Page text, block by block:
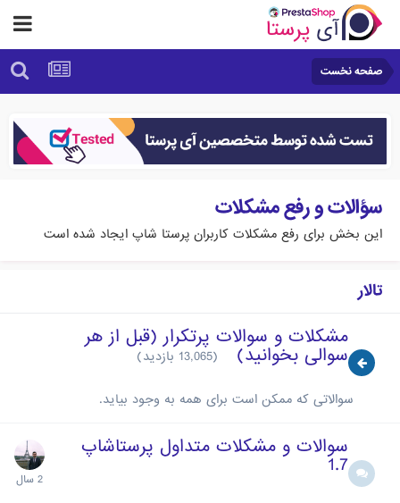
صفحه نخست
سؤالات و رفع مشکلات
این بخش برای رفع مشکلات کاربران پرستا شاپ ایجاد شده است
تالار
مشکلات و سوالات پرتکرار (قبل از هر
سوالی بخوانید) (13,065 بازدید)
سوالاتی که ممکن است برای همه به وجود بیاید.
سوالات و مشکلات متداول پرستاشاپ
1.7